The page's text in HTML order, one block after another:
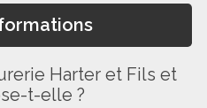
Harter et Fils et
t-elle ?